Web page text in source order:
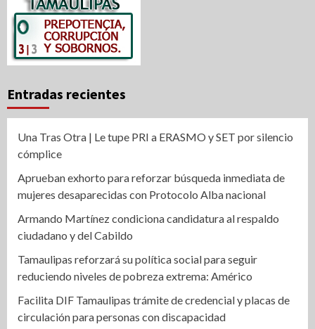
Entradas recientes
Una Tras Otra | Le tupe PRI a ERASMO y SET por silencio
cómplice
Aprueban exhorto para reforzar búsqueda inmediata de
mujeres desaparecidas con Protocolo Alba nacional
Armando Martínez condiciona candidatura al respaldo
ciudadano y del Cabildo
Tamaulipas reforzará su política social para seguir
reduciendo niveles de pobreza extrema: Américo
Facilita DIF Tamaulipas trámite de credencial y placas de
circulación para personas con discapacidad